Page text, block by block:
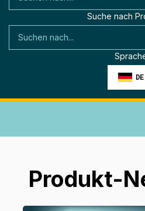
Suche nach
DE
Produkt-